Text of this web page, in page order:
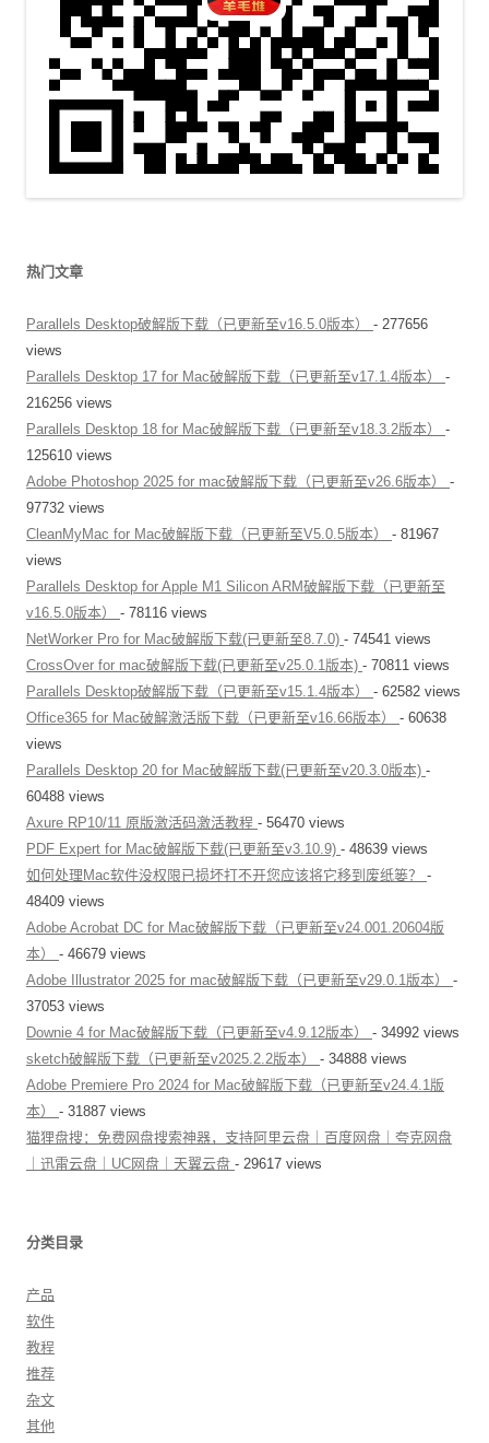
热门文章
Parallels Desktop破解版下载（已更新至v16.5.0版本） - 277656
views
Parallels Desktop 17 for Mac破解版下载（已更新至v17.1.4版本） -
216256 views
Parallels Desktop 18 for Mac破解版下载（已更新至v18.3.2版本） -
125610 views
Adobe Photoshop 2025 for mac破解版下载（已更新至v26.6版本） -
97732 views
CleanMyMac for Mac破解版下载（已更新至V5.0.5版本） - 81967
views
Parallels Desktop for Apple M1 Silicon ARM破解版下载（已更新至
v16.5.0版本） - 78116 views
NetWorker Pro for Mac破解版下载(已更新至8.7.0) - 74541 views
CrossOver for mac破解版下载(已更新至v25.0.1版本) - 70811 views
Parallels Desktop破解版下载（已更新至v15.1.4版本） - 62582 views
Office365 for Mac破解激活版下载（已更新至v16.66版本） - 60638
views
Parallels Desktop 20 for Mac破解版下载(已更新至v20.3.0版本) -
60488 views
Axure RP10/11 原版激活码激活教程 - 56470 views
PDF Expert for Mac破解版下载(已更新至v3.10.9) - 48639 views
如何处理Mac软件没权限已损坏打不开您应该将它移到废纸篓？ -
48409 views
Adobe Acrobat DC for Mac破解版下载（已更新至v24.001.20604版
本） - 46679 views
Adobe Illustrator 2025 for mac破解版下载（已更新至v29.0.1版本） -
37053 views
Downie 4 for Mac破解版下载（已更新至v4.9.12版本） - 34992 views
sketch破解版下载（已更新至v2025.2.2版本） - 34888 views
Adobe Premiere Pro 2024 for Mac破解版下载（已更新至v24.4.1版
本） - 31887 views
猫狸盘搜：免费网盘搜索神器，支持阿里云盘｜百度网盘｜夸克网盘
｜迅雷云盘｜UC网盘｜天翼云盘 - 29617 views
分类目录
产品
软件
教程
推荐
杂文
其他